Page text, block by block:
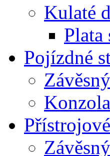
Kulaté
Plata
Pojízdné